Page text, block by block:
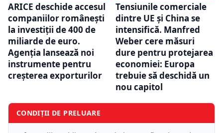
ARICE deschide accesul
companiilor românești
la investiții de 400 de
miliarde de euro.
Agenția lansează noi
instrumente pentru
creșterea exporturilor
Tensiunile comerciale
dintre UE și China se
intensifică. Manfred
Weber cere măsuri
dure pentru protejarea
economiei: Europa
trebuie să deschidă un
nou capitol
CONDIȚII DE PRELUARE